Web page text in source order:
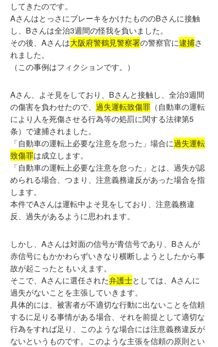
してきたのです。
AさんはとっさにブレーキをかけたもののBさんに接触
し、Bさんは全治3週間の怪我を負いました。
その後、Aさんは大阪府警鶴見警察署の警察官に逮捕さ
れました。
（この事例はフィクションです。）
Aさん、よそ見をしており、Bさんと接触し、全治3週間
の傷害を負わせたので、過失運転致傷罪 （自動車の運転
により人を死傷させる行為等の処罰に関する法律第5
条）で逮捕されました。
「自動車の運転上必要な注意を怠った」場合に過失運転
致傷罪は成立します。
「自動車の運転上必要な注意を怠った」とは、過失が認
められる場合、つまり、注意義務違反があった場合を指
します。
本件でAさんは運転中よそ見をしており、注意義務違
反、過失があるように思われます。
しかし、Aさんは対面の信号が青信号であり、Bさんが
赤信号にもかかわらずいきなり横断しようとしたから事
故が起こったともいえます。
そこで、Aさんに選任された弁護士としては、Aさんに
過失がないことを主張していきます。
具体的には、被害者が不適切な行動に出ないことを信頼
するに足りる事情がある場合、それを前提として適切な
行為をすれば足り、このような場合には注意義務違反が
ないというものです。このような主張を信頼の原則とい